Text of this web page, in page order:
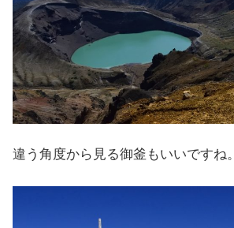
違う角度から見る御釜もいいですね。